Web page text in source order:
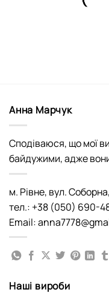
Анна Марчук
Сподіваюся, що мої
байдужими, адже
м. Рівне, вул.
тел.: +38 (050) 690-
Email:
Наші вироби